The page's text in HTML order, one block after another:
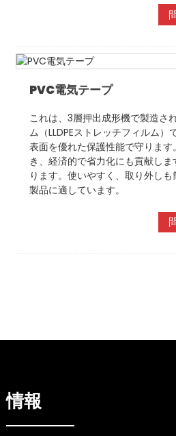
PVC電気テープ
これは、3層押出成形機で製造さ
ム（LLDPEストレッチフィルム
表面を優れた保護性能で守りま
き、経済的で省力化にも貢献し
ります。使いやすく、取り外し
製品に適しています。
情報